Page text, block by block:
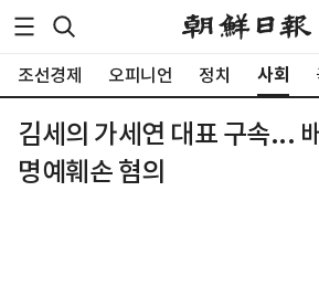
조선경제 오피니언 정치 사회
김세의 가세연 대표 구속...
명예훼손 혐의